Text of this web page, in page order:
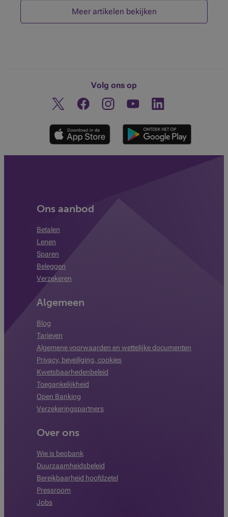
Meer artikelen bekijken
Volg ons op
Twitter FacebookInstagramOntdek ons YouTube-kanaal
Linkedin
Ons aanbod
Betalen
Lenen
Sparen
Beleggen
Verzekeren
Algemeen
Blog
Tarieven
Algemene voorwaarden en wettelijke documenten
Privacy, beveiliging, cookies
Kwetsbaarhedenbeleid
Toegankelijkheid
Open Banking
Verzekeringspartners
Over ons
Wie is beobank
Duurzaamheidsbeleid
Bereikbaarheid hoofdzetel
Pressroom
Jobs